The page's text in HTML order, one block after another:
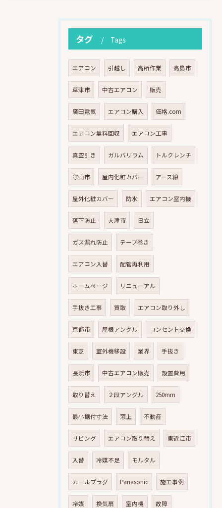
タグ Tags
エアコン 引越し 高所作業 高島市
草津市 中古エアコン 販売
廣田電気 エアコン購入 価格.com
エアコン無料回収 エアコン工事
真空引き ガルバリウム トルクレンチ
守山市 屋内化粧カバー アース線
屋外化粧カバー 防水 エアコン室内機
落下防止 大津市 日立
ガス漏れ防止 テープ巻き
エアコン入替 配管再利用
ホームページ リニューアル
手抜き工事 買取 エアコン取り外し
京都市 屋根アングル コンセント交換
東芝 室外機移設 業界 手抜き
長浜市 中古エアコン販売 設置費用
取り替え ２段アングル 250mm
最小据付寸法 窓上 不動産
リビング エアコン取り替え 東近江市
入替 冷媒不足 モルタル
カールプラグ Panasonic 施工事例
冷媒 換気扇 室内機 故障